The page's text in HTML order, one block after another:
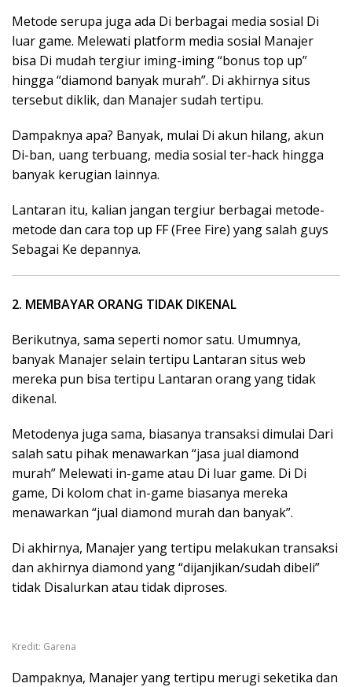
Metode serupa juga ada Di berbagai media sosial Di
luar game. Melewati platform media sosial Manajer
bisa Di mudah tergiur iming-iming “bonus top up”
hingga “diamond banyak murah”. Di akhirnya situs
tersebut diklik, dan Manajer sudah tertipu.
Dampaknya apa? Banyak, mulai Di akun hilang, akun
Di-ban, uang terbuang, media sosial ter-hack hingga
banyak kerugian lainnya.
Lantaran itu, kalian jangan tergiur berbagai metode-
metode dan cara top up FF (Free Fire) yang salah guys
Sebagai Ke depannya.
2. MEMBAYAR ORANG TIDAK DIKENAL
Berikutnya, sama seperti nomor satu. Umumnya,
banyak Manajer selain tertipu Lantaran situs web
mereka pun bisa tertipu Lantaran orang yang tidak
dikenal.
Metodenya juga sama, biasanya transaksi dimulai Dari
salah satu pihak menawarkan “jasa jual diamond
murah” Melewati in-game atau Di luar game. Di Di
game, Di kolom chat in-game biasanya mereka
menawarkan “jual diamond murah dan banyak”.
Di akhirnya, Manajer yang tertipu melakukan transaksi
dan akhirnya diamond yang “dijanjikan/sudah dibeli”
tidak Disalurkan atau tidak diproses.
Kredit: Garena
Dampaknya, Manajer yang tertipu merugi seketika dan